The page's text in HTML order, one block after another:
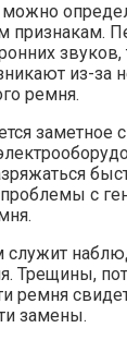
можно
признакам.
звуков,
из-за
ремня.
заметное
с
Трещины,
ремня
замены.